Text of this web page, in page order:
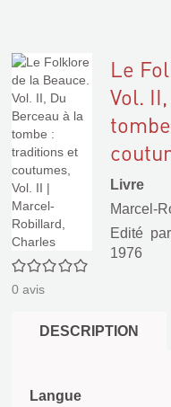
0/5
0 avis
Le
Vol.
Livre
Marcel-
Edité par
1976
DESCRIPTION
Langue